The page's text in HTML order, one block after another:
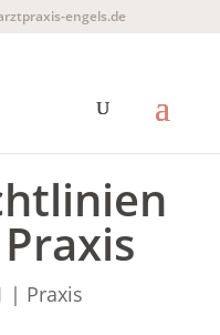
engels.de
| Praxis